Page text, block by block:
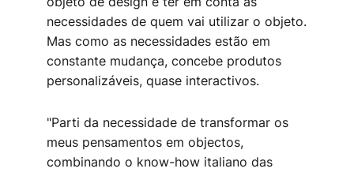
necessidades de quem vai utilizar o objeto.
Mas como as necessidades estão em
constante mudança, concebe produtos
personalizáveis, quase interactivos.
"Parti da necessidade de transformar os
meus pensamentos em objectos,
combinando o know-how italiano das